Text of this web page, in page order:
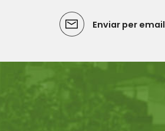
Enviar per email